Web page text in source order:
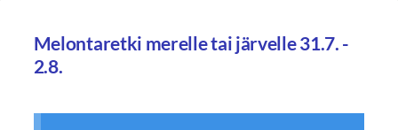
Melontaretki merelle tai järvelle 31.7. -
2.8.